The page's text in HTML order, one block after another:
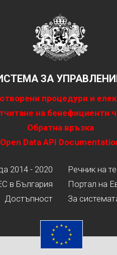
ЗА
процедури и
на бенефициенти
Обратна връзка
Open Data API
2014 - 2020
в България
Достъпност
Речник на
Портал на
За